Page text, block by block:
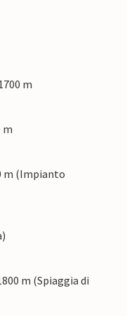
m
m
m (Impianto
m (Spiaggia di